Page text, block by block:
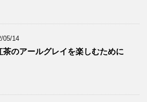
05/14
茶のアールグレイを楽しむために